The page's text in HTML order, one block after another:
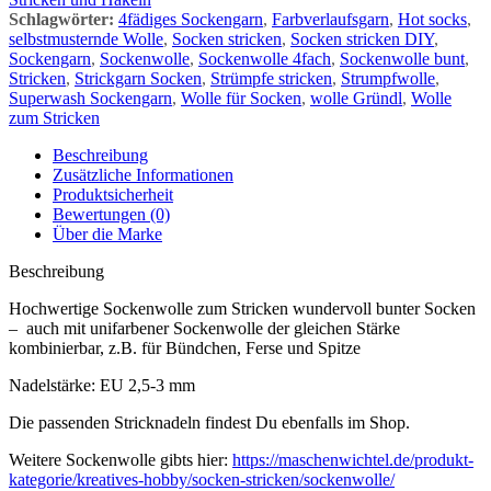
Schlagwörter: 4fädiges Sockengarn, Farbverlaufsgarn, Hot socks,
selbstmusternde Wolle, Socken stricken, Socken stricken DIY,
Sockengarn, Sockenwolle, Sockenwolle 4fach, Sockenwolle bunt,
Stricken, Strickgarn Socken, Strümpfe stricken, Strumpfwolle,
Superwash Sockengarn, Wolle für Socken, wolle Gründl, Wolle
zum Stricken
Beschreibung
Zusätzliche Informationen
Produktsicherheit
Bewertungen (0)
Über die Marke
Beschreibung
Hochwertige Sockenwolle zum Stricken wundervoll bunter Socken
– auch mit unifarbener Sockenwolle der gleichen Stärke
kombinierbar, z.B. für Bündchen, Ferse und Spitze
Nadelstärke: EU 2,5-3 mm
Die passenden Stricknadeln findest Du ebenfalls im Shop.
Weitere Sockenwolle gibts hier: https://maschenwichtel.de/produkt-
kategorie/kreatives-hobby/socken-stricken/sockenwolle/